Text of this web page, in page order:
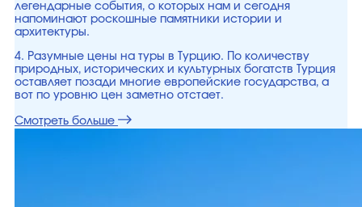
легендарные события, о которых нам и сегодня
напоминают роскошные памятники истории и
архитектуры.
4. Разумные цены на туры в Турцию. По количеству
природных, исторических и культурных богатств Турция
оставляет позади многие европейские государства, а
вот по уровню цен заметно отстает.
Смотреть больше